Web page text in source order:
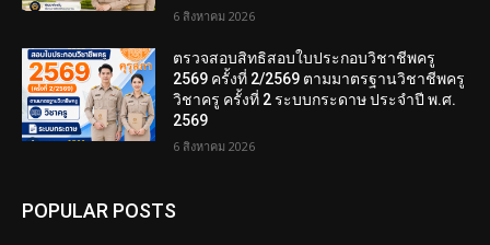
6 สิงหาคม 2026
ตรวจสอบสิทธิสอบใบประกอบวิชาชีพครู
2569 ครั้งที่ 2/2569 ตามมาตรฐานวิชาชีพครู
วิชาครู ครั้งที่ 2 ระบบกระดาษ ประจำปี พ.ศ.
2569
6 สิงหาคม 2026
POPULAR POSTS